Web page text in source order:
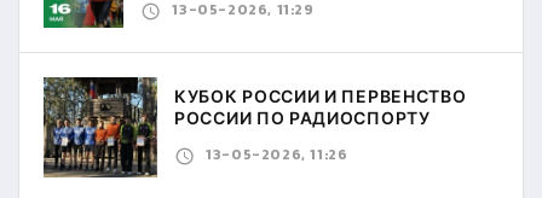
13-05-2026, 11:29
КУБОК РОССИИ И ПЕРВЕНСТВО
РОССИИ ПО РАДИОСПОРТУ
13-05-2026, 11:26